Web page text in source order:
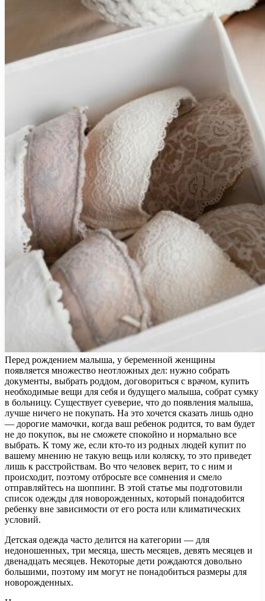
Перед рождением малыша, у беременной женщины
появляется множество неотложных дел: нужно собрать
документы, выбрать роддом, договориться с врачом, купить
необходимые вещи для себя и будущего малыша, собрат сумку
в больницу. Существует суеверие, что до появления малыша,
лучше ничего не покупать. На это хочется сказать лишь одно
— дорогие мамочки, когда ваш ребенок родится, то вам будет
не до покупок, вы не сможете спокойно и нормально все
выбрать. К тому же, если кто-то из родных людей купит по
вашему мнению не такую вещь или коляску, то это приведет
лишь к расстройствам. Во что человек верит, то с ним и
происходит, поэтому отбросьте все сомнения и смело
отправляйтесь на шоппинг. В этой статье мы подготовили
список одежды для новорожденных, который понадобится
ребенку вне зависимости от его роста или климатических
условий.
Детская одежда часто делится на категории — для
недоношенных, три месяца, шесть месяцев, девять месяцев и
двенадцать месяцев. Некоторые дети рождаются довольно
большими, поэтому им могут не понадобиться размеры для
новорожденных.